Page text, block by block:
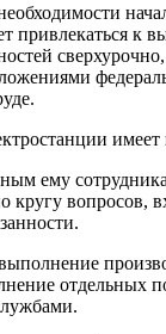
привлекаться к
имеет
ему
кругу вопросов,
отдельных